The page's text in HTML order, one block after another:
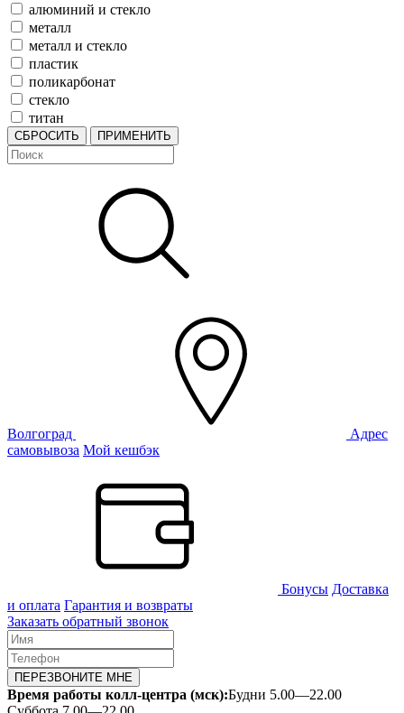
алюминий и стекло
металл
металл и стекло
пластик
поликарбонат
стекло
титан
СБРОСИТЬ ПРИМЕНИТЬ
Волгоград
Адрес
самовывоза Мой кешбэк
Бонусы Доставка
и оплата Гарантия и возвраты
Заказать обратный звонок
ПЕРЕЗВОНИТЕ МНЕ
Время работы колл-центра (мск):Будни 5.00—22.00